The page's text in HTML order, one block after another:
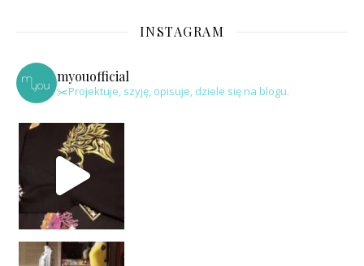
INSTAGRAM
myouofficial
✂️Projektuje, szyję, opisuje, dziele się na blogu.